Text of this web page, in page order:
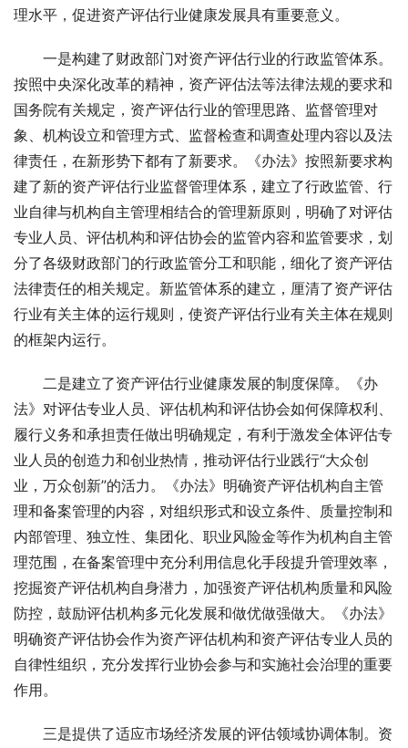
理水平，促进资产评估行业健康发展具有重要意义。
一是构建了财政部门对资产评估行业的行政监管体系。
按照中央深化改革的精神，资产评估法等法律法规的要求和
国务院有关规定，资产评估行业的管理思路、监督管理对
象、机构设立和管理方式、监督检查和调查处理内容以及法
律责任，在新形势下都有了新要求。《办法》按照新要求构
建了新的资产评估行业监督管理体系，建立了行政监管、行
业自律与机构自主管理相结合的管理新原则，明确了对评估
专业人员、评估机构和评估协会的监管内容和监管要求，划
分了各级财政部门的行政监管分工和职能，细化了资产评估
法律责任的相关规定。新监管体系的建立，厘清了资产评估
行业有关主体的运行规则，使资产评估行业有关主体在规则
的框架内运行。
二是建立了资产评估行业健康发展的制度保障。《办
法》对评估专业人员、评估机构和评估协会如何保障权利、
履行义务和承担责任做出明确规定，有利于激发全体评估专
业人员的创造力和创业热情，推动评估行业践行“大众创
业，万众创新”的活力。《办法》明确资产评估机构自主管
理和备案管理的内容，对组织形式和设立条件、质量控制和
内部管理、独立性、集团化、职业风险金等作为机构自主管
理范围，在备案管理中充分利用信息化手段提升管理效率，
挖掘资产评估机构自身潜力，加强资产评估机构质量和风险
防控，鼓励评估机构多元化发展和做优做强做大。《办法》
明确资产评估协会作为资产评估机构和资产评估专业人员的
自律性组织，充分发挥行业协会参与和实施社会治理的重要
作用。
三是提供了适应市场经济发展的评估领域协调体制。资